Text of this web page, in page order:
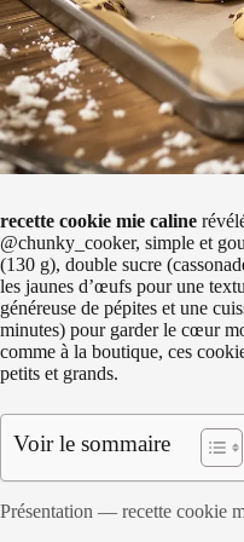
recette cookie mie caline
@chunky_cooker, simple et
(130 g), double sucre
les jaunes d’œufs pour une
généreuse de pépites et une
minutes) pour garder le cœur
comme à la boutique, ces
petits et grands.
Voir le sommaire
Présentation — recette cookie